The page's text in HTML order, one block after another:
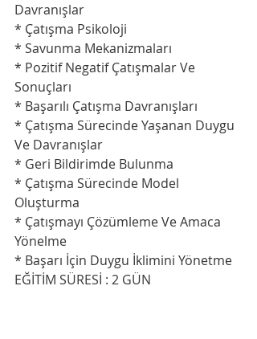
Davranışlar
* Çatışma Psikoloji
* Savunma Mekanizmaları
* Pozitif Negatif Çatışmalar Ve
Sonuçları
* Başarılı Çatışma Davranışları
* Çatışma Sürecinde Yaşanan Duygu
Ve Davranışlar
* Geri Bildirimde Bulunma
* Çatışma Sürecinde Model
Oluşturma
* Çatışmayı Çözümleme Ve Amaca
Yönelme
* Başarı İçin Duygu İklimini Yönetme
EĞİTİM SÜRESİ : 2 GÜN